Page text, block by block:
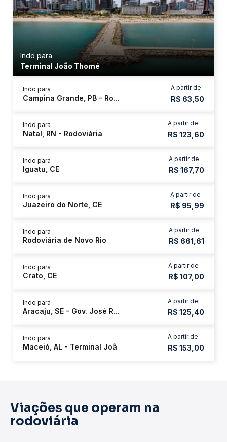
Indo para
Terminal João Thomé
A partir de
R$ 63,50
Indo para
Campina Grande, PB - Rodoviária
A partir de
R$ 123,60
Indo para
Natal, RN - Rodoviária
A partir de
R$ 167,70
Indo para
Iguatu, CE
A partir de
R$ 95,99
Indo para
Juazeiro do Norte, CE
A partir de
R$ 661,61
Indo para
Rodoviária de Novo Rio
A partir de
R$ 107,00
Indo para
Crato, CE
A partir de
R$ 125,40
Indo para
Aracaju, SE - Gov. José Rollemberg Leite (Rodoviária Nova)
A partir de
R$ 153,00
Indo para
Maceió, AL - Terminal João Paulo II
Viações que operam na
rodoviária